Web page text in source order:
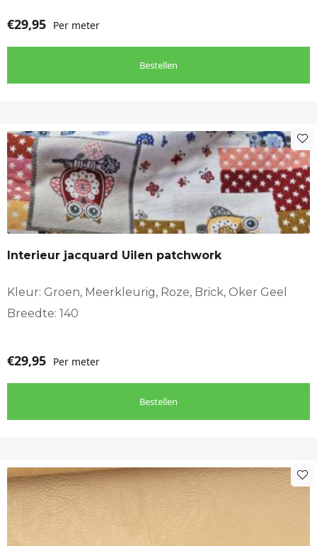
€29,95 Per meter
Bestellen
Interieur jacquard Uilen patchwork
Kleur: Groen, Meerkleurig, Roze, Brick, Oker Geel
Breedte: 140
€29,95 Per meter
Bestellen